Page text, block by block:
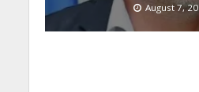
August 7,